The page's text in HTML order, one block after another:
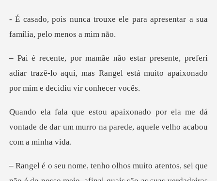
e ele para apresentar a sua
referi
adiar trazê-lo aqui, mas Rangel está muit
ela me dá
vontade de dar um murro na pare